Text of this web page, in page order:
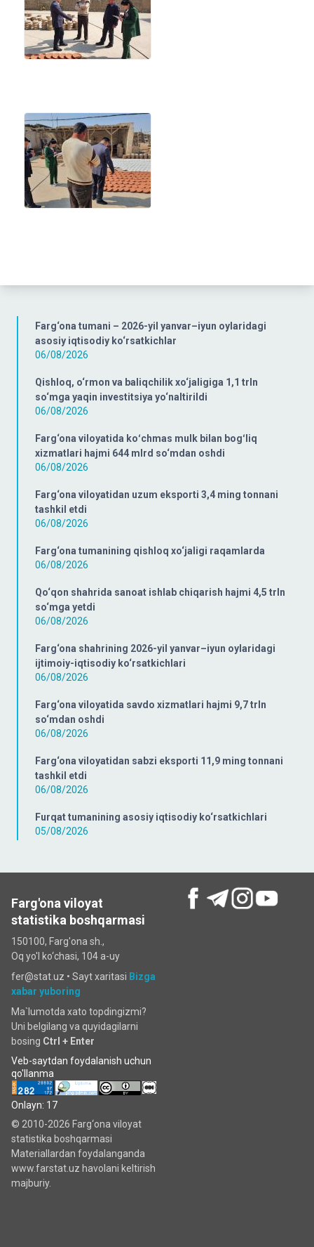
Farg‘ona tumani – 2026-yil yanvar–iyun oylaridagi
asosiy iqtisodiy ko‘rsatkichlar
06/08/2026
Qishloq, o‘rmon va baliqchilik xo‘jaligiga 1,1 trln
so‘mga yaqin investitsiya yo‘naltirildi
06/08/2026
Farg‘ona viloyatida koʻchmas mulk bilan bogʻliq
xizmatlari hajmi 644 mlrd so‘mdan oshdi
06/08/2026
Farg‘ona viloyatidan uzum eksporti 3,4 ming tonnani
tashkil etdi
06/08/2026
Farg‘ona tumanining qishloq xo‘jaligi raqamlarda
06/08/2026
Qo‘qon shahrida sanoat ishlab chiqarish hajmi 4,5 trln
so‘mga yetdi
06/08/2026
Farg‘ona shahrining 2026-yil yanvar–iyun oylaridagi
ijtimoiy-iqtisodiy ko‘rsatkichlari
06/08/2026
Farg‘ona viloyatida savdo xizmatlari hajmi 9,7 trln
so‘mdan oshdi
06/08/2026
Farg‘ona viloyatidan sabzi eksporti 11,9 ming tonnani
tashkil etdi
06/08/2026
Furqat tumanining asosiy iqtisodiy ko‘rsatkichlari
05/08/2026
Farg'ona viloyat
statistika boshqarmasi
150100, Farg'ona sh.,
Oq yo'l ko‘chаsi, 104 a-uy
fer@stat.uz • Sayt xaritasi Bizga
xabar yuboring
Ma`lumotda xato topdingizmi?
Uni belgilang va quyidagilarni
bosing Ctrl + Enter
Veb-saytdan foydalanish uchun
qo'llanma
Onlayn: 17
© 2010-2026 Farg‘ona viloyat
statistika boshqarmasi
Materiallardan foydalanganda
www.farstat.uz havolani keltirish
majburiy.